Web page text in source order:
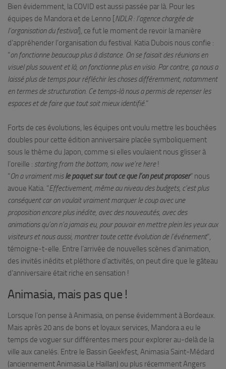
Bien évidemment, la COVID est aussi passée par là. Pour les
équipes de Mandora et de Lenno [ NDLR : l’agence chargée de
l’organisation du festival], ce fut le moment de revoir la manière
d’appréhender l’organisation du festival. Katia Dubois nous confie :
“on fonctionne beaucoup plus à distance. On se faisait des réunions en
visuel plus souvent et là, on fonctionne plus en visio. Par contre, ça nous a
laissé plus de temps pour réfléchir les choses différemment, notamment
en termes de structuration. Ce temps-là nous a permis de repenser les
espaces et de faire que tout soit mieux identifié.”
Forts de ces évolutions, les équipes ont voulu mettre les bouchées
doubles pour cette édition anniversaire placée symboliquement
sous le thème du Japon, comme si elles voulaient nous glisser à
l’oreille : starting from the bottom, now we’re here!
“On a vraiment misle paquet sur tout ce que l’on peut proposer” nous
avoue Katia. “Effectivement, même au niveau des budgets, c’est plus
conséquent car on voulait vraiment marquer le coup avec une
proposition encore plus inédite, avec des nouveautés, avec des
animations qu’on n’a jamais eu, pour pouvoir en mettre plein les yeux aux
visiteurs et nous aussi, montrer toute cette évolution de l’événement”,
témoigne-t-elle. Entre l’arrivée de nouvelles scènes d’animation,
des invités inédits et pléthore d’activités, on peut dire que le gâteau
d’anniversaire était riche en sensation !
Animasia, mais pas que !
Lorsque l’on pense à Animasia, on pense évidemment à Bordeaux.
Mais après 20 ans de bons et loyaux services, Mandora a eu le
temps de voguer sur différentes mers pour explorer au-delà de la
ville aux canelés. Entre le Bassin Geekfest, Animasia Saint-Médard
(anciennement Animasia Le Haillan) ou plus récemment Angers